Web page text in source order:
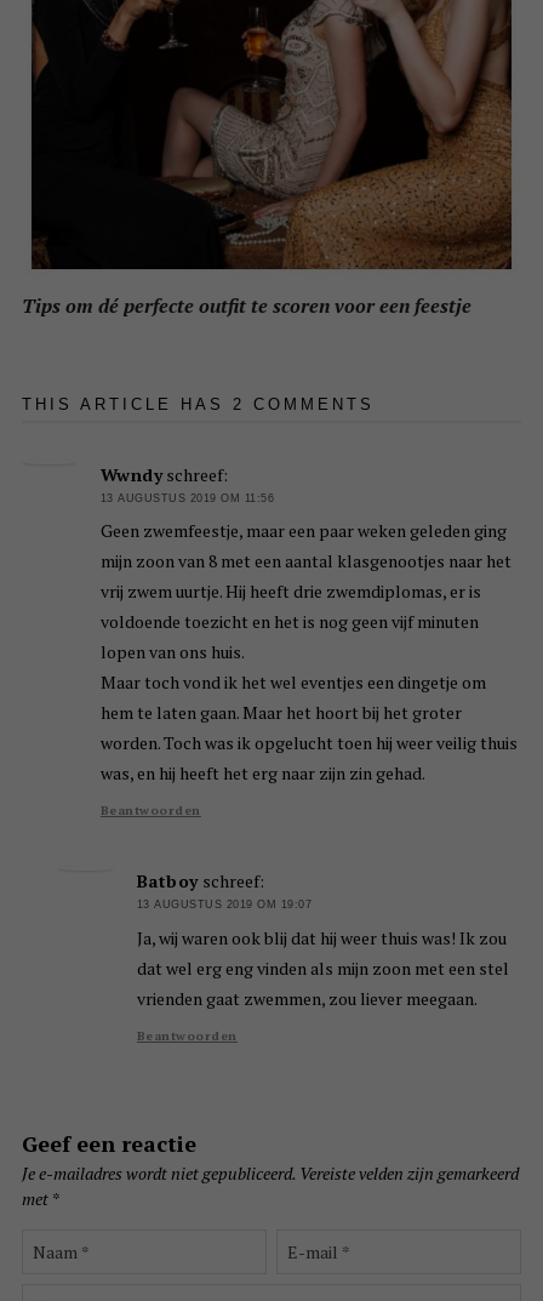
Tips om dé perfecte outfit te scoren voor een feestje
THIS ARTICLE HAS 2 COMMENTS
Wwndyschreef:
13 AUGUSTUS 2019 OM 11:56
Geen zwemfeestje, maar een paar weken geleden ging
mijn zoon van 8 met een aantal klasgenootjes naar het
vrij zwem uurtje. Hij heeft drie zwemdiplomas, er is
voldoende toezicht en het is nog geen vijf minuten
lopen van ons huis.
Maar toch vond ik het wel eventjes een dingetje om
hem te laten gaan. Maar het hoort bij het groter
worden. Toch was ik opgelucht toen hij weer veilig thuis
was, en hij heeft het erg naar zijn zin gehad.
Beantwoorden
Batboy schreef:
13 AUGUSTUS 2019 OM 19:07
Ja, wij waren ook blij dat hij weer thuis was! Ik zou
dat wel erg eng vinden als mijn zoon met een stel
vrienden gaat zwemmen, zou liever meegaan.
Beantwoorden
Geef een reactie
Je e-mailadres wordt niet gepubliceerd. Vereiste velden zijn gemarkeerd
met *
mail